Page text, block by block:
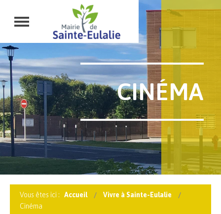
CINÉMA
Vous êtes ici : Accueil
Vivre à Sainte-Eulalie
Cinéma